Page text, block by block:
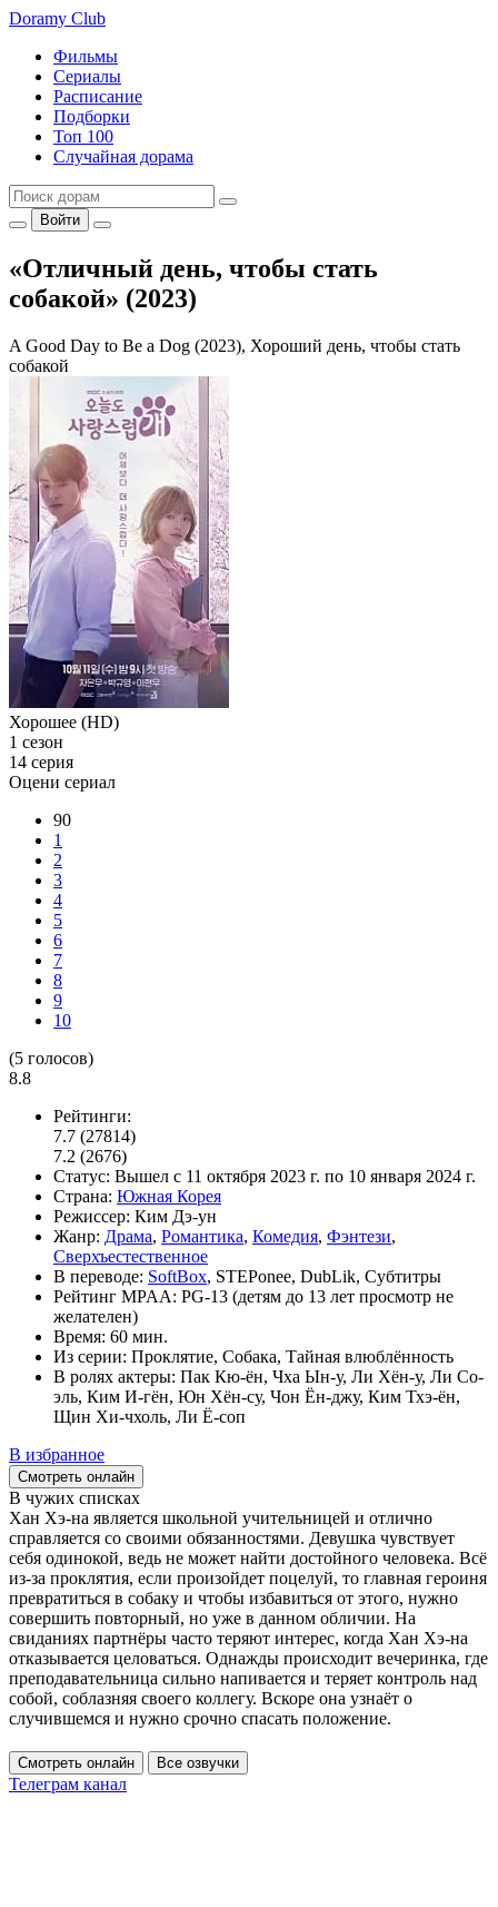
Doramy Club
Фильмы
Сериалы
Расписание
Подборки
Топ 100
Случайная дорама
Войти
«Отличный день, чтобы стать
собакой» (2023)
A Good Day to Be a Dog (2023), Хороший день, чтобы стать
собакой
Хорошее (HD)
1 сезон
14 серия
Оцени сериал
90
1
2
3
4
5
6
7
8
9
10
(5 голосов)
8.8
Рейтинги:
7.7 (27814)
7.2 (2676)
Статус: Вышел с 11 октября 2023 г. по 10 января 2024 г.
Страна: Южная Корея
Режиссер: Ким Дэ-ун
Жанр: Драма, Романтика, Комедия, Фэнтези,
Сверхъестественное
В переводе: SoftBox, STEPonee, DubLik, Субтитры
Рейтинг MPAA: PG-13 (детям до 13 лет просмотр не
желателен)
Время: 60 мин.
Из серии: Проклятие, Собака, Тайная влюблённость
В ролях актеры: Пак Кю-ён, Чха Ын-у, Ли Хён-у, Ли Со-
эль, Ким И-гён, Юн Хён-су, Чон Ён-джу, Ким Тхэ-ён,
Щин Хи-чхоль, Ли Ё-соп
В избранное
Смотреть онлайн
В чужих списках
Хан Хэ-на является школьной учительницей и отлично
справляется со своими обязанностями. Девушка чувствует
себя одинокой, ведь не может найти достойного человека. Всё
из-за проклятия, если произойдет поцелуй, то главная героиня
превратиться в собаку и чтобы избавиться от этого, нужно
совершить повторный, но уже в данном обличии. На
свиданиях партнёры часто теряют интерес, когда Хан Хэ-на
отказывается целоваться. Однажды происходит вечеринка, где
преподавательница сильно напивается и теряет контроль над
собой, соблазняя своего коллегу. Вскоре она узнаёт о
случившемся и нужно срочно спасать положение.
Смотреть онлайн Все озвучки
Телеграм канал